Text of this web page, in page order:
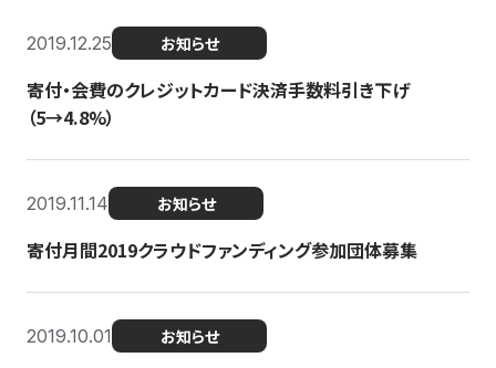
2019.12.25 お知らせ
寄付・会費のクレジットカード決済手数料引き下げ
（5→4.8%）
2019.11.14 お知らせ
寄付月間2019クラウドファンディング参加団体募集
2019.10.01 お知らせ